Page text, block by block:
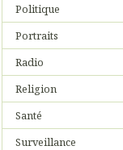
Politique
Portraits
Radio
Religion
Santé
Surveillance